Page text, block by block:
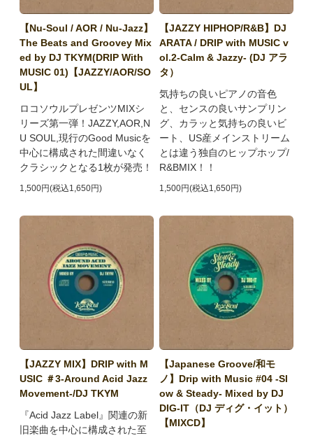
【Nu-Soul / AOR / Nu-Jazz】
The Beats and Groovey Mix
ed by DJ TKYM(DRIP With
MUSIC 01)【JAZZY/AOR/SO
UL】
ロコソウルプレゼンツMIXシ
リーズ第一弾！JAZZY,AOR,N
U SOUL,現行のGood Musicを
中心に構成された間違いなく
クラシックとなる1枚が発売！
1,500円(税込1,650円)
【JAZZY HIPHOP/R&B】DJ
ARATA / DRIP with MUSIC v
ol.2-Calm & Jazzy- (DJ アラ
タ）
気持ちの良いピアノの音色
と、センスの良いサンプリン
グ、カラッと気持ちの良いビ
ート、US産メインストリーム
とは違う独自のヒップホップ/
R&BMIX！！
1,500円(税込1,650円)
【JAZZY MIX】DRIP with M
USIC ＃3-Around Acid Jazz
Movement-/DJ TKYM
『Acid Jazz Label』関連の新
旧楽曲を中心に構成された至
【Japanese Groove/和モ
ノ】Drip with Music #04 -Sl
ow & Steady- Mixed by DJ
DIG-IT（DJ ディグ・イット）
【MIXCD】